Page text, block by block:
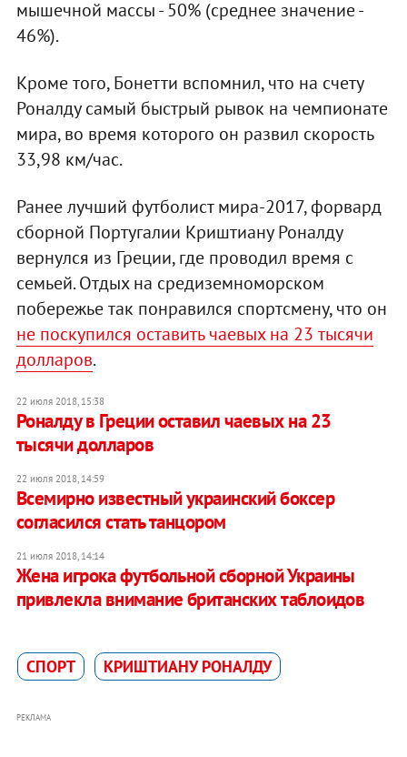
мышечной массы - 50% (среднее значение -
46%).
Кроме того, Бонетти вспомнил, что на счету
Роналду самый быстрый рывок на чемпионате
мира, во время которого он развил скорость
33,98 км/час.
Ранее лучший футболист мира-2017, форвард
сборной Португалии Криштиану Роналду
вернулся из Греции, где проводил время с
семьей. Отдых на средиземноморском
побережье так понравился спортсмену, что он
не поскупился оставить чаевых на 23 тысячи
долларов.
22 июля 2018, 15:38
Роналду в Греции оставил чаевых на 23
тысячи долларов
22 июля 2018, 14:59
Всемирно известный украинский боксер
согласился стать танцором
21 июля 2018, 14:14
Жена игрока футбольной сборной Украины
привлекла внимание британских таблоидов
СПОРТ КРИШТИАНУ РОНАЛДУ
РЕКЛАМА